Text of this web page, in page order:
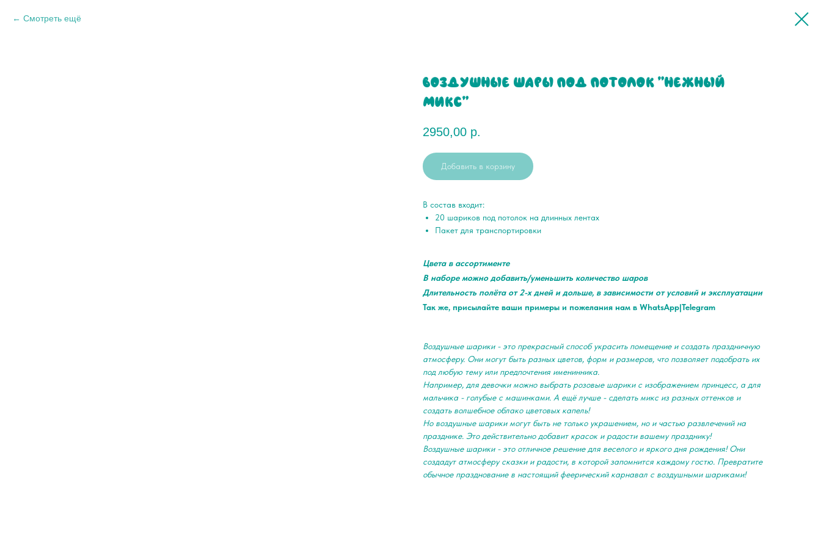
Смотреть ещё
Воздушные шары под потолок "Нежный
микс"
2950,00 р.
Добавить в корзину
В состав входит:
20 шариков под потолок на длинных лентах
Пакет для транспортировки
Цвета в ассортименте
В наборе можно добавить/уменьшить количество шаров
Длительность полёта от 2-х дней и дольше, в зависимости от условий и эксплуатации
Так же, присылайте ваши примеры и пожелания нам в WhatsApp|Telegram
Воздушные шарики - это прекрасный способ украсить помещение и создать праздничную
атмосферу. Они могут быть разных цветов, форм и размеров, что позволяет подобрать их
под любую тему или предпочтения именинника.
Например, для девочки можно выбрать розовые шарики с изображением принцесс, а для
мальчика - голубые с машинками. А ещё лучше - сделать микс из разных оттенков и
создать волшебное облако цветовых капель!
Но воздушные шарики могут быть не только украшением, но и частью развлечений на
празднике. Это действительно добавит красок и радости вашему празднику!
Воздушные шарики - это отличное решение для веселого и яркого дня рождения! Они
создадут атмосферу сказки и радости, в которой запомнится каждому гостю. Превратите
обычное празднование в настоящий феерический карнавал с воздушными шариками!